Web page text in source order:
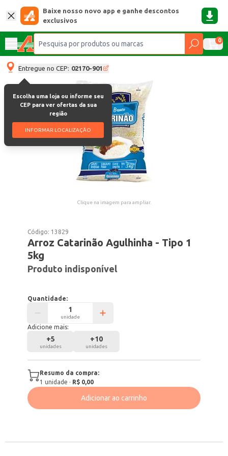
Baixe nosso novo app e ganhe descontos
exclusivos
0
Entregue no CEP: 02170-901
Escolha uma loja ou informe seu
CEP para ver ofertas da sua
região
INFORMAR LOCALIZAÇÃO
Clique na imagem para ampliar.
Código: 13829
Arroz Catarinão Agulhinha - Tipo 1
5kg
Produto indisponível
Quantidade:
unidade
Adicione mais:
+5
unidades
+10
unidades
Resumo da compra:
1 unidade · R$ 0,00
Adicionar ao carrinho